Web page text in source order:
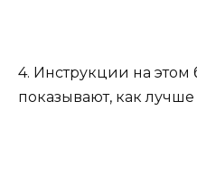
4. Инструкции на этом
показывают, как лучше